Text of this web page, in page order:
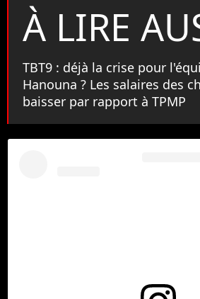
À LIRE
TBT9 : déjà la crise pour
Hanouna ? Les salaires des
baisser par rapport à TPMP